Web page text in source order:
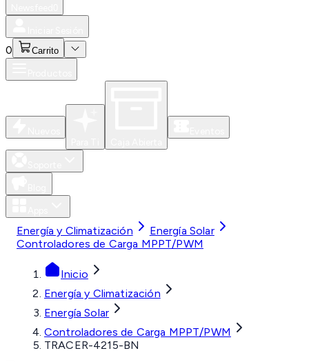
0 Carrito
Energía y Climatización
Energía Solar
Controladores de Carga MPPT/PWM
Inicio
Energía y Climatización
Energía Solar
Controladores de Carga MPPT/PWM
TRACER-4215-BN